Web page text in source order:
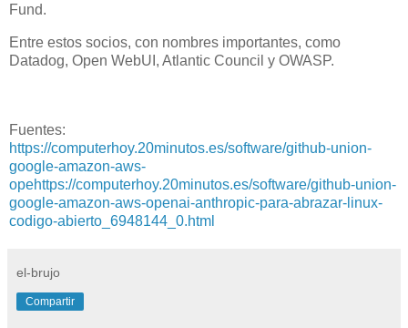
Fund.
Entre estos socios, con nombres importantes, como
Datadog, Open WebUI, Atlantic Council y OWASP.
Fuentes:
https://computerhoy.20minutos.es/software/github-union-
google-amazon-aws-
opehttps://computerhoy.20minutos.es/software/github-union-
google-amazon-aws-openai-anthropic-para-abrazar-linux-
codigo-abierto_6948144_0.html
el-brujo
Compartir